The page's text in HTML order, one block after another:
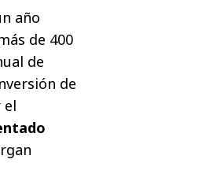
año
de 400
de
de
el